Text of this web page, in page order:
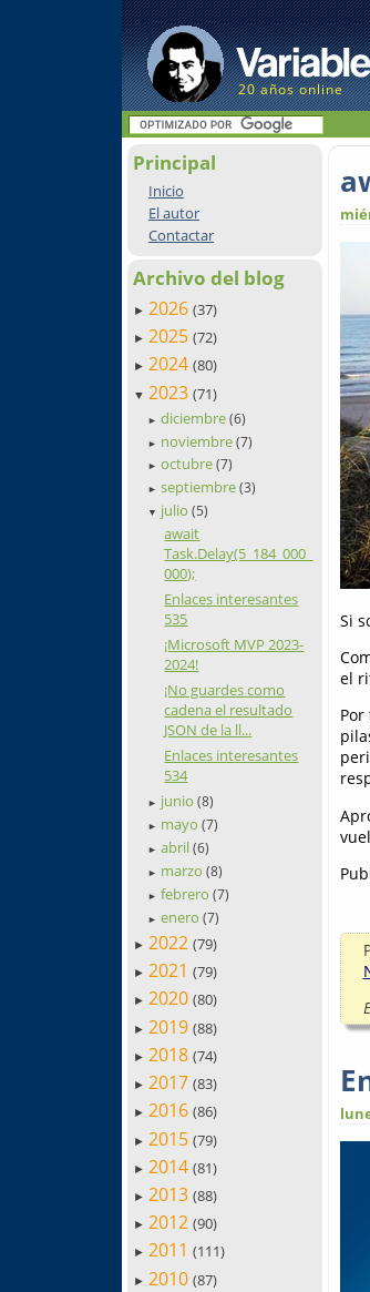
20 años online
Principal
Inicio
El autor
Contactar
Archivo del blog
► 2026 (37)
► 2025 (72)
► 2024 (80)
▼ 2023 (71)
► diciembre(6)
► noviembre(7)
► octubre(7)
► septiembre(3)
▼ julio(5)
await
Task.Delay(5_184_000_
000);
Enlaces interesantes
535
¡Microsoft MVP 2023-
2024!
¡No guardes como
cadena el resultado
JSON de la ll...
Enlaces interesantes
534
► junio(8)
► mayo(7)
► abril(6)
► marzo(8)
► febrero(7)
► enero(7)
► 2022 (79)
► 2021 (79)
► 2020 (80)
► 2019 (88)
► 2018 (74)
► 2017 (83)
► 2016 (86)
► 2015 (79)
► 2014 (81)
► 2013 (88)
► 2012 (90)
► 2011 (111)
► 2010 (87)
Si
el